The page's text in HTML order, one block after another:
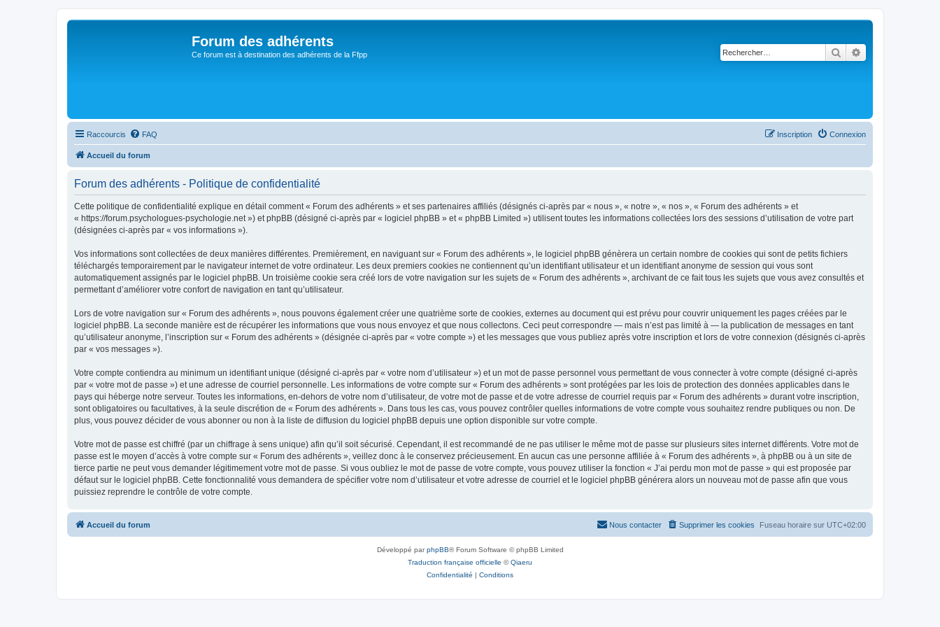
Forum des adhérents
Ce forum est à destination des adhérents de la Ffpp Rechercher
Raccourcis FAQ Connexion
Inscription
Accueil du forum
Forum des adhérents - Politique de confidentialité
Cette politique de confidentialité explique en détail comment « Forum des adhérents » et ses partenaires affiliés (désignés ci-après par « nous », « notre », « nos », « Forum des adhérents » et
« https://forum.psychologues-psychologie.net ») et phpBB (désigné ci-après par « logiciel phpBB » et « phpBB Limited ») utilisent toutes les informations collectées lors des sessions d’utilisation de votre part
(désignées ci-après par « vos informations »).
Vos informations sont collectées de deux manières différentes. Premièrement, en naviguant sur « Forum des adhérents », le logiciel phpBB génèrera un certain nombre de cookies qui sont de petits fichiers
téléchargés temporairement par le navigateur internet de votre ordinateur. Les deux premiers cookies ne contiennent qu’un identifiant utilisateur et un identifiant anonyme de session qui vous sont
automatiquement assignés par le logiciel phpBB. Un troisième cookie sera créé lors de votre navigation sur les sujets de « Forum des adhérents », archivant de ce fait tous les sujets que vous avez consultés et
permettant d’améliorer votre confort de navigation en tant qu’utilisateur.
Lors de votre navigation sur « Forum des adhérents », nous pouvons également créer une quatrième sorte de cookies, externes au document qui est prévu pour couvrir uniquement les pages créées par le
logiciel phpBB. La seconde manière est de récupérer les informations que vous nous envoyez et que nous collectons. Ceci peut correspondre — mais n’est pas limité à — la publication de messages en tant
qu’utilisateur anonyme, l’inscription sur « Forum des adhérents » (désignée ci-après par « votre compte ») et les messages que vous publiez après votre inscription et lors de votre connexion (désignés ci-après
par « vos messages »).
Votre compte contiendra au minimum un identifiant unique (désigné ci-après par « votre nom d’utilisateur ») et un mot de passe personnel vous permettant de vous connecter à votre compte (désigné ci-après
par « votre mot de passe ») et une adresse de courriel personnelle. Les informations de votre compte sur « Forum des adhérents » sont protégées par les lois de protection des données applicables dans le
pays qui héberge notre serveur. Toutes les informations, en-dehors de votre nom d’utilisateur, de votre mot de passe et de votre adresse de courriel requis par « Forum des adhérents » durant votre inscription,
sont obligatoires ou facultatives, à la seule discrétion de « Forum des adhérents ». Dans tous les cas, vous pouvez contrôler quelles informations de votre compte vous souhaitez rendre publiques ou non. De
plus, vous pouvez décider de vous abonner ou non à la liste de diffusion du logiciel phpBB depuis une option disponible sur votre compte.
Votre mot de passe est chiffré (par un chiffrage à sens unique) afin qu’il soit sécurisé. Cependant, il est recommandé de ne pas utiliser le même mot de passe sur plusieurs sites internet différents. Votre mot de
passe est le moyen d’accès à votre compte sur « Forum des adhérents », veillez donc à le conservez précieusement. En aucun cas une personne affiliée à « Forum des adhérents », à phpBB ou à un site de
tierce partie ne peut vous demander légitimement votre mot de passe. Si vous oubliez le mot de passe de votre compte, vous pouvez utiliser la fonction « J’ai perdu mon mot de passe » qui est proposée par
défaut sur le logiciel phpBB. Cette fonctionnalité vous demandera de spécifier votre nom d’utilisateur et votre adresse de courriel et le logiciel phpBB générera alors un nouveau mot de passe afin que vous
puissiez reprendre le contrôle de votre compte.
Accueil du forum Fuseau horaire sur UTC+02:00
Supprimer les cookies
Nous contacter
Développé parphpBB® Forum Software © phpBB Limited
Traduction française officielle ©Qiaeru
Confidentialité | Conditions